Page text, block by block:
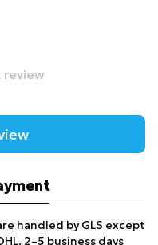
handled by GLS except
2–5 business days